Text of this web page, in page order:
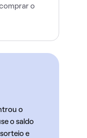
o
o
o saldo
e